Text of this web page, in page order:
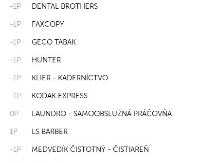
-1P DENTAL BROTHERS
-1P FAXCOPY
-1P GECO TABAK
-1P HUNTER
-1P KLIER - KADERNÍCTVO
-1P KODAK EXPRESS
0P LAUNDRO - SAMOOBSLUŽNÁ PRÁČOVŇA
1P LS BARBER
-1P MEDVEDÍK ČISTOTNÝ - ČISTIAREŇ